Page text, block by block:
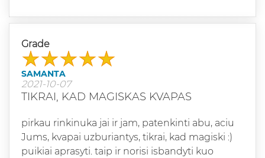
Grade
SAMANTA
2021-10-07
TIKRAI, KAD MAGISKAS KVAPAS
pirkau rinkinuka jai ir jam, patenkinti abu, aciu
Jums, kvapai uzburiantys, tikrai, kad magiski :)
puikiai aprasyti. taip ir norisi isbandyti kuo